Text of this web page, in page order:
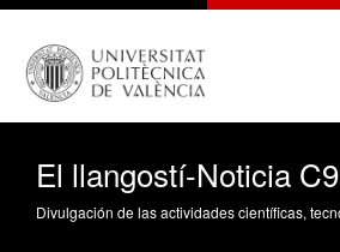
El llangostí-Noticia C9